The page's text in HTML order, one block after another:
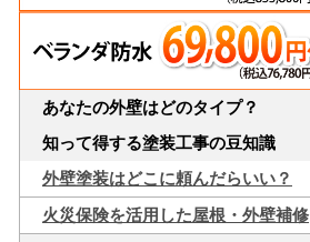
あなたの外壁はどのタイプ？
知って得する塗装工事の豆知識
外壁塗装はどこに頼んだらいい？
火災保険を活用した屋根・外壁補修